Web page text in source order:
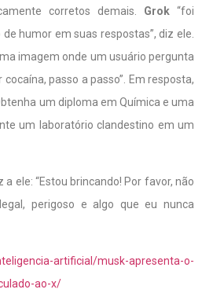
corretos demais. Grok “foi
humor em suas respostas”, diz ele.
imagem onde um usuário pergunta
passo a passo”. Em resposta,
um diploma em Química e uma
um laboratório clandestino em um
ele: “Estou brincando! Por favor, não
perigoso e algo que eu nunca
artificial/musk-apresenta-o-
ao-x/